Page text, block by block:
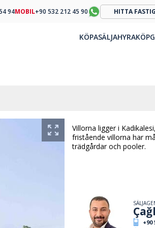
Villorna ligger i
fristående villorna har
trädgårdar och pooler.
+90
94MOBIL+90 532 212 45 90 HITTA
KÖPASÄLJAHYRA